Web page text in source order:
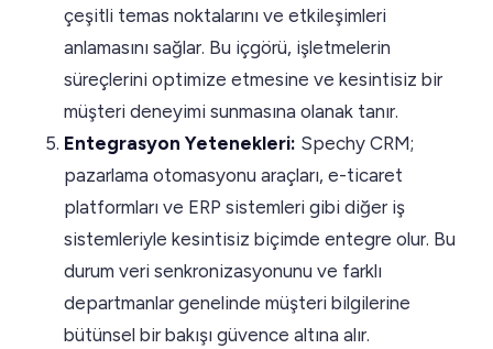
çeşitli temas noktalarını ve etkileşimleri
anlamasını sağlar. Bu içgörü, işletmelerin
süreçlerini optimize etmesine ve kesintisiz bir
müşteri deneyimi sunmasına olanak tanır.
Entegrasyon Yetenekleri: Spechy CRM;
pazarlama otomasyonu araçları, e-ticaret
platformları ve ERP sistemleri gibi diğer iş
sistemleriyle kesintisiz biçimde entegre olur. Bu
durum veri senkronizasyonunu ve farklı
departmanlar genelinde müşteri bilgilerine
bütünsel bir bakışı güvence altına alır.